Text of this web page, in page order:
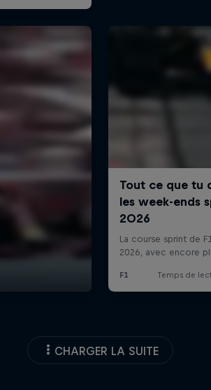
CHARGER LA SUITE